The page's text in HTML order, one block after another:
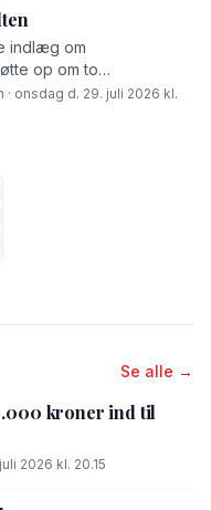
indlæg om
op om to
onsdag d. 29. juli 2026 kl.
Se alle →
kroner ind til
2026 kl. 20.15